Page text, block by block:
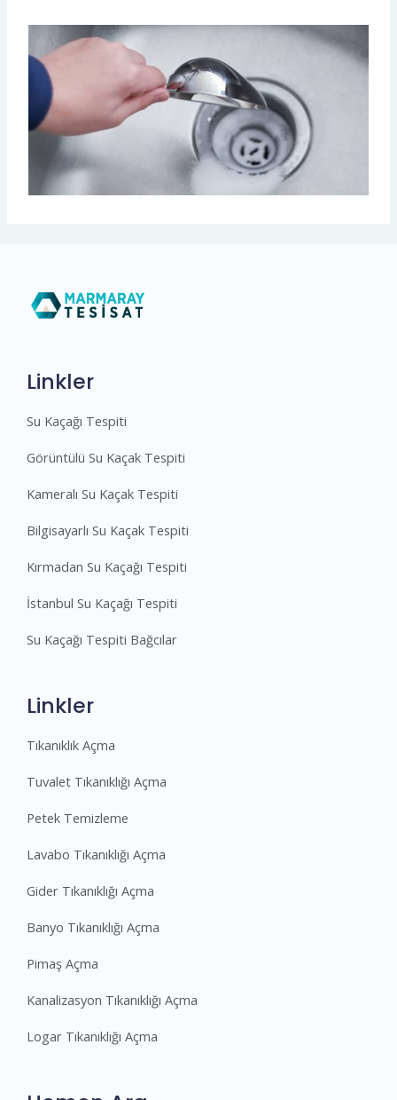
Linkler
Su Kaçağı Tespiti
Görüntülü Su Kaçak Tespiti
Kameralı Su Kaçak Tespiti
Bilgisayarlı Su Kaçak Tespiti
Kırmadan Su Kaçağı Tespiti
İstanbul Su Kaçağı Tespiti
Su Kaçağı Tespiti Bağcılar
Linkler
Tıkanıklık Açma
Tuvalet Tıkanıklığı Açma
Petek Temizleme
Lavabo Tıkanıklığı Açma
Gider Tıkanıklığı Açma
Banyo Tıkanıklığı Açma
Pimaş Açma
Kanalizasyon Tıkanıklığı Açma
Logar Tıkanıklığı Açma